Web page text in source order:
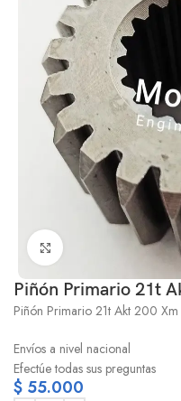
Click to enlarge
Piñón Primario 21t
Piñón Primario 21t Akt 200
Envíos a nivel nacional
Efectúe todas sus preguntas
$ 55.000